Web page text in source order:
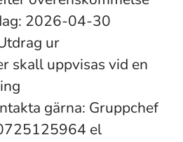
2026-04-30
ur
skall uppvisas vid en
gärna: Gruppchef
el